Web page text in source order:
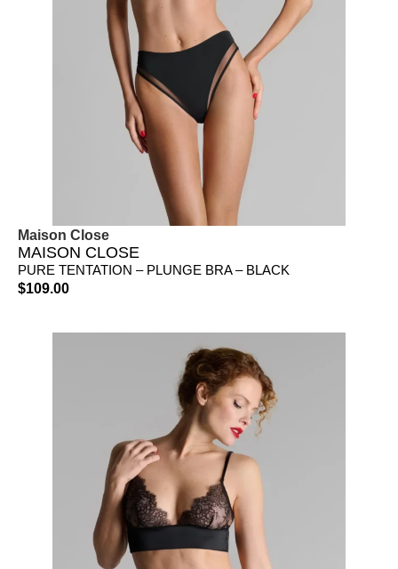
Maison Close
MAISON CLOSE
PURE TENTATION – PLUNGE BRA – BLACK
$109.00